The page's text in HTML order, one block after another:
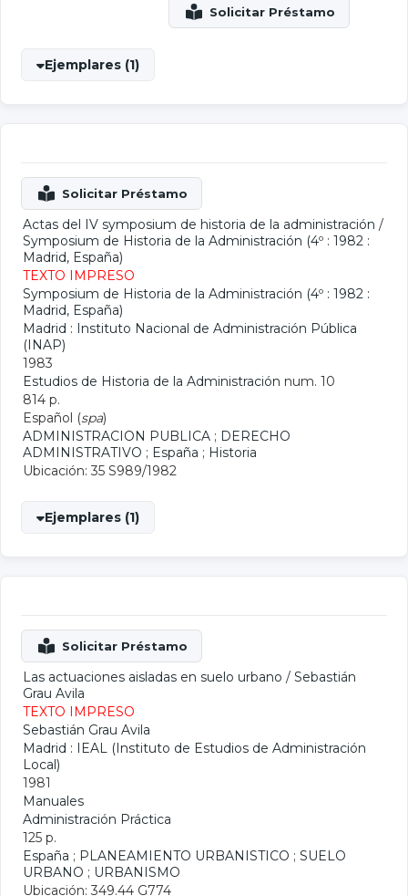
Ejemplares (1)
Actas del IV symposium de historia de la administración /
Symposium de Historia de la Administración (4º : 1982 :
Madrid, España)
TEXTO IMPRESO
Symposium de Historia de la Administración (4º : 1982 :
Madrid, España)
Madrid : Instituto Nacional de Administración Pública
(INAP)
1983
Estudios de Historia de la Administración num. 10
814 p.
Español (spa)
ADMINISTRACION PUBLICA ; DERECHO
ADMINISTRATIVO ; España ; Historia
Ubicación: 35 S989/1982
Ejemplares (1)
Las actuaciones aisladas en suelo urbano / Sebastián
Grau Avila
TEXTO IMPRESO
Sebastián Grau Avila
Madrid : IEAL (Instituto de Estudios de Administración
Local)
1981
Manuales
Administración Práctica
125 p.
España ; PLANEAMIENTO URBANISTICO ; SUELO
URBANO ; URBANISMO
Ubicación: 349.44 G774